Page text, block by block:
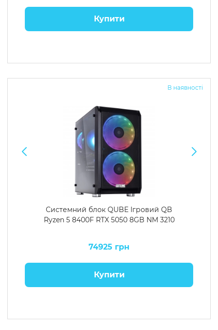
Купити
В наявності
Системний блок QUBE Ігровий QB
Ryzen 5 8400F RTX 5050 8GB NM 3210
74925 грн
Купити